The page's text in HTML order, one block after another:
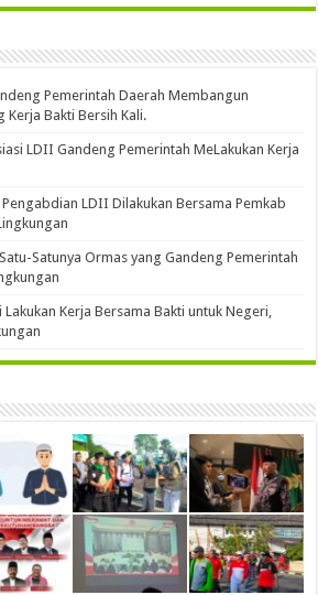
Pemerintah Daerah Membangun
Kerja Bakti Bersih Kali.
LDII Gandeng Pemerintah MeLakukan Kerja
LDII Dilakukan Bersama Pemkab
Satunya Ormas yang Gandeng Pemerintah
Kerja Bersama Bakti untuk Negeri,